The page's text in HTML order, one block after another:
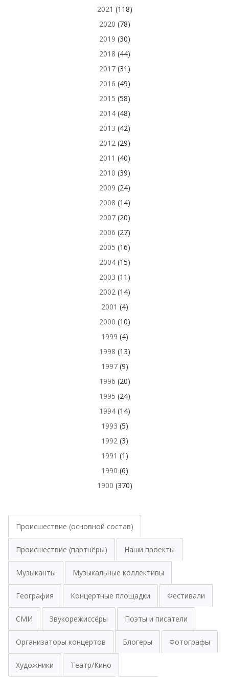
2021 (118)
2020 (78)
2019 (30)
2018 (44)
2017(31)
2016 (49)
2015 (58)
2014(48)
2013 (42)
2012(29)
2011 (40)
2010 (39)
2009 (24)
2008 (14)
2007(20)
2006 (27)
2005 (16)
2004(15)
2003 (11)
2002(14)
2001 (4)
2000 (10)
1999 (4)
1998 (13)
1997(9)
1996 (20)
1995 (24)
1994(14)
1993 (5)
1992(3)
1991 (1)
1990 (6)
1900 (370)
Происшествие (основной состав)
Происшествие (партнёры) Наши проекты
Музыканты Музыкальные коллективы
География Концертные площадки Фестивали
СМИ Звукорежиссёры Поэты и писатели
Организаторы концертов Блогеры Фотографы
Художники Театр/Кино